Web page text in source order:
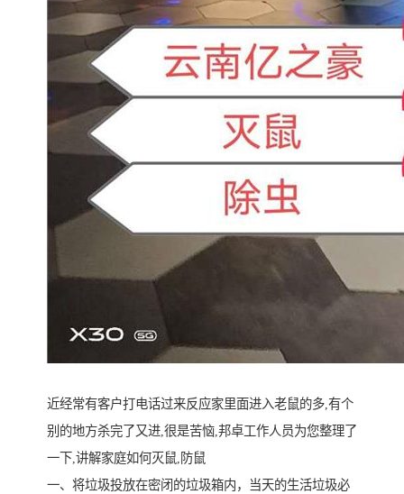
近经常有客户打电话过来反应家里面进入老鼠的多,有个
别的地方杀完了又进,很是苦恼,邦卓工作人员为您整理了
一下,讲解家庭如何灭鼠,防鼠
一、将垃圾投放在密闭的垃圾箱内，当天的生活垃圾必